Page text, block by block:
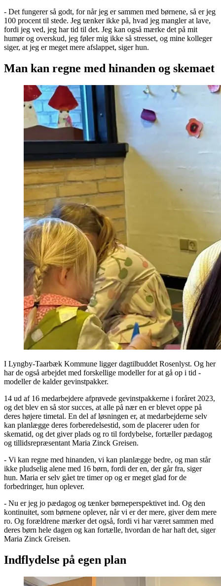
- Det fungerer så godt, for når jeg er sammen med børnene, så er jeg
100 procent til stede. Jeg tænker ikke på, hvad jeg mangler at lave,
fordi jeg ved, jeg har tid til det. Jeg kan også mærke det på mit
humør og overskud, jeg føler mig ikke så stresset, og mine kolleger
siger, at jeg er meget mere afslappet, siger hun.
Man kan regne med hinanden og skemaet
I Lyngby-Taarbæk Kommune ligger dagtilbuddet Rosenlyst. Og her
har de også arbejdet med forskellige modeller for at gå op i tid -
modeller de kalder gevinstpakker.
14 ud af 16 medarbejdere afprøvede gevinstpakkerne i foråret 2023,
og det blev en så stor succes, at alle på nær en er blevet oppe på
deres højere timetal. En del af løsningen er, at medarbejderne selv
kan planlægge deres forberedelsestid, som de placerer uden for
skematid, og det giver plads og ro til fordybelse, fortæller pædagog
og tillidsrepræsentant Maria Zinck Greisen.
- Vi kan regne med hinanden, vi kan planlægge bedre, og man står
ikke pludselig alene med 16 børn, fordi der en, der går fra, siger
hun. Maria er selv gået tre timer op og er meget glad for de
forbedringer, hun oplever.
- Nu er jeg jo pædagog og tænker børneperspektivet ind. Og den
kontinuitet, som børnene oplever, når vi er der mere, giver dem mere
ro. Og forældrene mærker det også, fordi vi har været sammen med
deres børn hele dagen og kan fortælle, hvordan de har haft det, siger
Maria Zinck Greisen.
Indflydelse på egen plan